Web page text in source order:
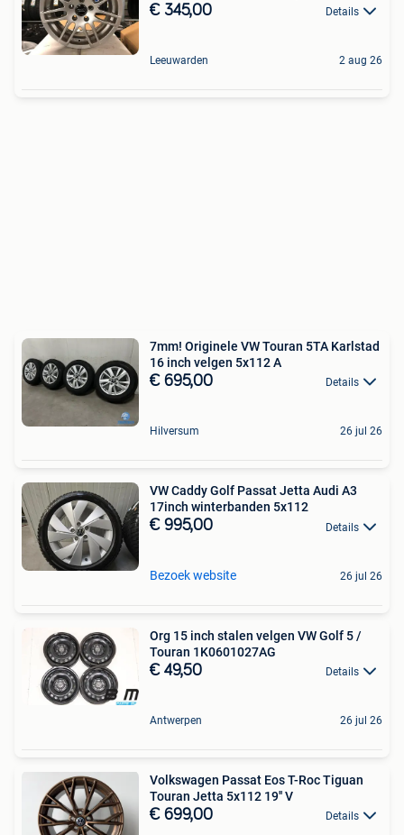
€ 345,00 Details
Leeuwarden 2 aug 26
7mm! Originele VW Touran 5TA Karlstad
16 inch velgen 5x112 A
€ 695,00 Details
Hilversum 26 jul 26
VW Caddy Golf Passat Jetta Audi A3
17inch winterbanden 5x112
€ 995,00 Details
Bezoek website 26 jul 26
Org 15 inch stalen velgen VW Golf 5 /
Touran 1K0601027AG
€ 49,50 Details
Antwerpen 26 jul 26
Volkswagen Passat Eos T-Roc Tiguan
Touran Jetta 5x112 19'' V
€ 699,00 Details